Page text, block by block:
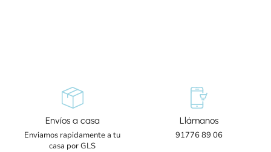
Envíos a casa
Enviamos rapidamente a tu
casa por GLS
Llámanos
91776 89 06